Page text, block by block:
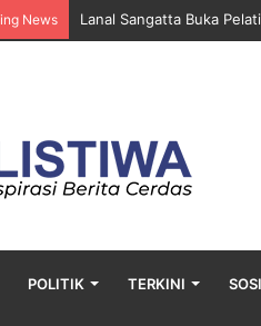
News Lanal Sangatta Buka
POLITIK TERKINI